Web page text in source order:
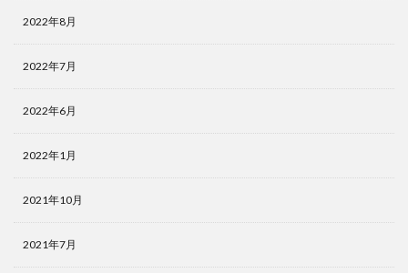
2022年8月
2022年7月
2022年6月
2022年1月
2021年10月
2021年7月